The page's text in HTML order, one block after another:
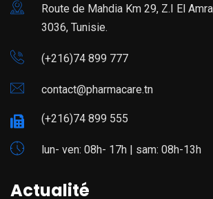
Route de Mahdia Km 29, Z.I El
3036, Tunisie.
(+216)74 899 777
contact@pharmacare.tn
(+216)74 899 555
lun- ven: 08h- 17h | sam: 08h-13h
Actualité